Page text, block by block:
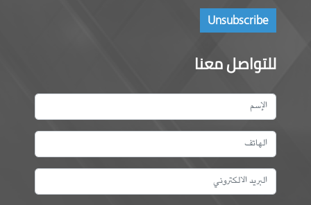
للتواصل معنا